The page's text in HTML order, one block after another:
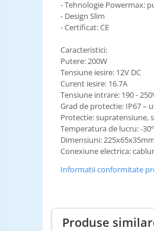
- Tehnologie Powermax:
- Design Slim
- Certificat: CE
Caracteristici:
Putere: 200W
Tensiune iesire: 12V DC
Curent iesire: 16.7A
Tensiune intrare: 190 -
Grad de protectie: IP67 –
Protectie: supratensiune,
Temperatura de lucru: -
Dimensiuni: 225x65x35mm
Conexiune electrica:
Informatii conformitate
Produse